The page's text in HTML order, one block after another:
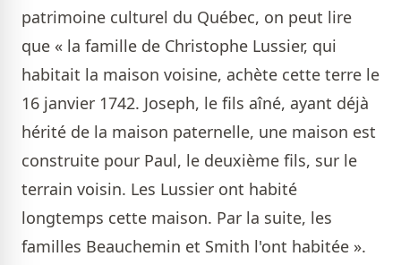
patrimoine culturel du Québec, on peut lire
que « la famille de Christophe Lussier, qui
habitait la maison voisine, achète cette terre le
16 janvier 1742. Joseph, le fils aîné, ayant déjà
hérité de la maison paternelle, une maison est
construite pour Paul, le deuxième fils, sur le
terrain voisin. Les Lussier ont habité
longtemps cette maison. Par la suite, les
familles Beauchemin et Smith l'ont habitée ».